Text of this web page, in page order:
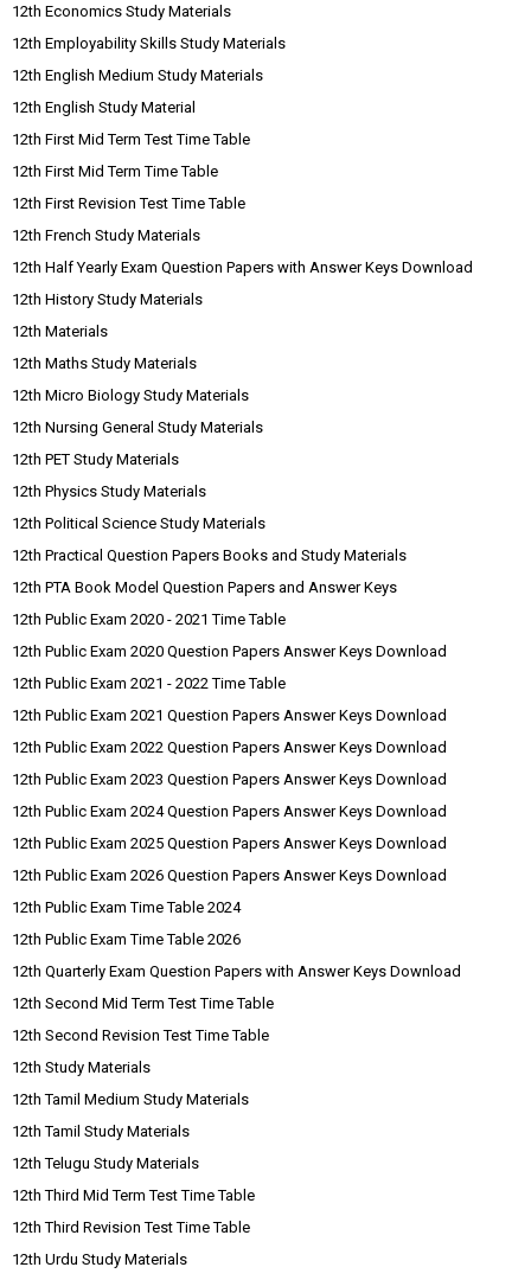
12th Economics Study Materials
12th Employability Skills Study Materials
12th English Medium Study Materials
12th English Study Material
12th First Mid Term Test Time Table
12th First Mid Term Time Table
12th First Revision Test Time Table
12th French Study Materials
12th Half Yearly Exam Question Papers with Answer Keys Download
12th History Study Materials
12th Materials
12th Maths Study Materials
12th Micro Biology Study Materials
12th Nursing General Study Materials
12th PET Study Materials
12th Physics Study Materials
12th Political Science Study Materials
12th Practical Question Papers Books and Study Materials
12th PTA Book Model Question Papers and Answer Keys
12th Public Exam 2020 - 2021 Time Table
12th Public Exam 2020 Question Papers Answer Keys Download
12th Public Exam 2021 - 2022 Time Table
12th Public Exam 2021 Question Papers Answer Keys Download
12th Public Exam 2022 Question Papers Answer Keys Download
12th Public Exam 2023 Question Papers Answer Keys Download
12th Public Exam 2024 Question Papers Answer Keys Download
12th Public Exam 2025 Question Papers Answer Keys Download
12th Public Exam 2026 Question Papers Answer Keys Download
12th Public Exam Time Table 2024
12th Public Exam Time Table 2026
12th Quarterly Exam Question Papers with Answer Keys Download
12th Second Mid Term Test Time Table
12th Second Revision Test Time Table
12th Study Materials
12th Tamil Medium Study Materials
12th Tamil Study Materials
12th Telugu Study Materials
12th Third Mid Term Test Time Table
12th Third Revision Test Time Table
12th Urdu Study Materials